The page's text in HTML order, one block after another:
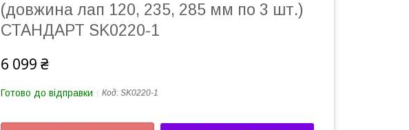
(довжина лап 120, 235, 285 мм по 3 шт.)
СТАНДАРТ SK0220-1
6 099 ₴
Готово до відправки Код: SK0220-1